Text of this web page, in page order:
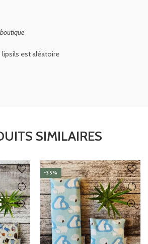
lipsils est aléatoire
SIMILAIRES
-35%